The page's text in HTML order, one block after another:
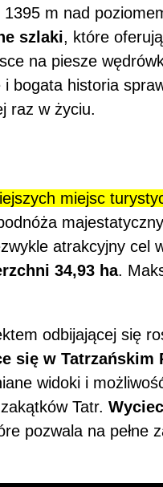
m nad
szlaki, które oferują
na piesze
bogata historia
raz w życiu.
miejsc
atrakcyjny cel
34,93 ha.
odbijającej się
się w Tatrzańskim
widoki i
Tatr.
pozwala na pełne